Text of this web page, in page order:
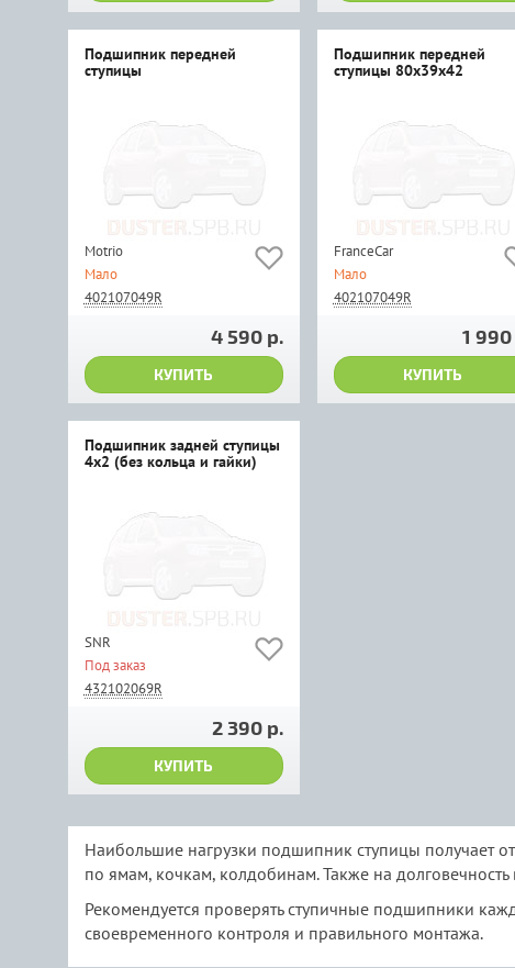
Подшипник передней
ступицы
Motrio
Мало
402107049R
4 590 р.
КУПИТЬ
Подшипник передней
ступицы 80х39х42
FranceCar
Мало
402107049R
1 990
КУПИТЬ
Подшипник задней ступицы
4x2 (без кольца и гайки)
SNR
Под заказ
432102069R
2 390 р.
КУПИТЬ
Наибольшие нагрузки подшипник ступицы получает
по ямам, кочкам, колдобинам. Также на долговечность
Рекомендуется проверять ступичные подшипники
своевременного контроля и правильного монтажа.